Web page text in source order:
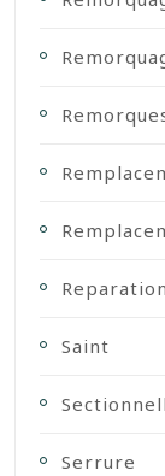
Reparation
Saint
Serrure